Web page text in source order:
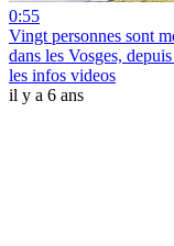
0:55
Vingt personnes sont
dans les Vosges,
les infos videos
il y a 6 ans